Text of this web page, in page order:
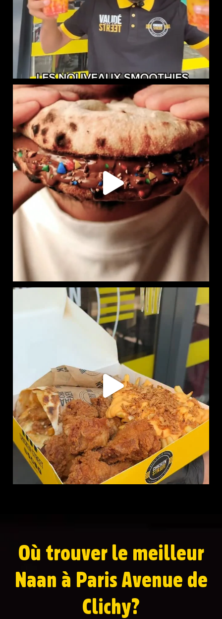
LE NAAN SUCRÉ EST DISPONIBLE CHEZ CHICKEN STREET
105 36
RITCHIE BOX DISPONIBLE EN LIVRAISON :
SUR...
737 7
Où trouver le meilleur
Naan à Paris Avenue de
Clichy?